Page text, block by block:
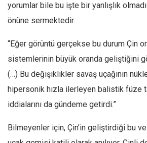
yorumlar bile bu işte bir yanlışlık
önüne sermektedir.
“Eğer görüntü gerçekse bu durum Çin
sistemlerinin büyük oranda geliştiğini
(…) Bu değişiklikler savaş uçağının
hipersonik hızla ilerleyen balistik füze
iddialarını da gündeme getirdi.”
Bilmeyenler için, Çin’in geliştirdiği bu